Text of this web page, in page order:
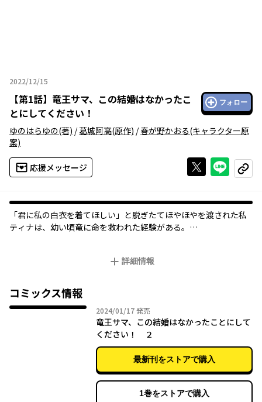
2022/12/15
2022年12月15日
【第1話】 竜王サマ、この結婚はなかったこ
とにしてください！
フォロー
ゆのはらゆの(著) /葛城阿高(原作) /春が野かおる(キャラクター原
案)
応援メッセージ Xで投稿する
ライン
コピー
「君に私の白衣を着てほしい」と脱ぎたてほやほやを渡された私――
ティナは、幼い頃竜に命を救われた経験がある。
しかも「結婚式はいつにする?」と怒涛の求婚攻撃!
詳細情報
コミックス情報
2024/01/172024年01月17日
発売
竜王サマ、この結婚はなかったことにして
ください！ ２
最新刊をストアで購入
1巻をストアで購入